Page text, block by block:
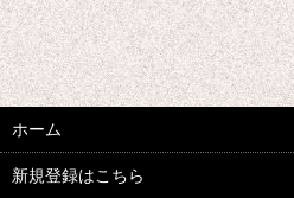
ホーム
新規登録はこちら